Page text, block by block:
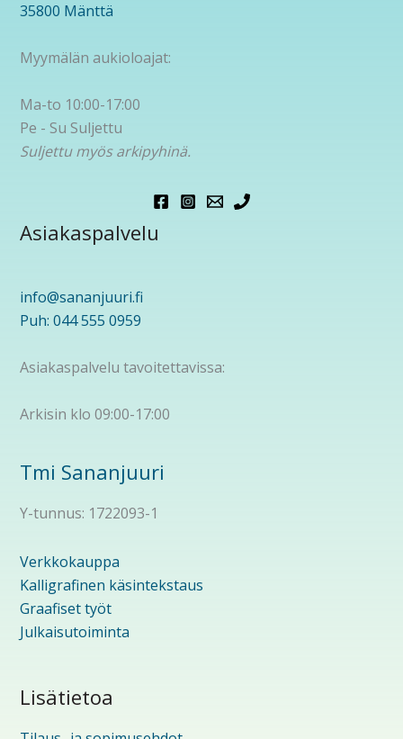
35800 Mänttä
Myymälän aukioloajat:
Ma-to 10:00-17:00
Pe - Su Suljettu
Suljettu myös arkipyhinä.
Asiakaspalvelu
info@sananjuuri.fi
Puh: 044 555 0959
Asiakaspalvelu tavoitettavissa:
Arkisin klo 09:00-17:00
Tmi Sananjuuri
Y-tunnus: 1722093-1
Verkkokauppa
Kalligrafinen käsintekstaus
Graafiset työt
Julkaisutoiminta
Lisätietoa